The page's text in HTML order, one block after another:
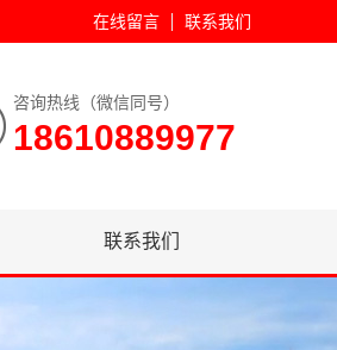
在线留言 联系我们
咨询热线（微信同号）
18610889977
联系我们